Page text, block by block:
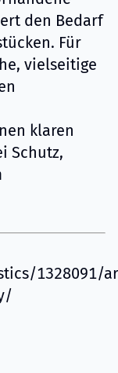
den Bedarf
Für
vielseitige
klaren
Schutz,
1328091/